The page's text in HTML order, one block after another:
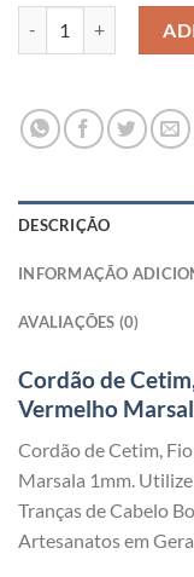
DESCRIÇÃO
INFORMAÇÃO
AVALIAÇÕES (0)
Cordão de
Vermelho
Cordão de Cetim,
Marsala 1mm.
Tranças de Cabelo
Artesanatos em